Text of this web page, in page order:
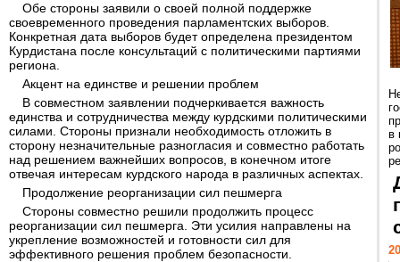
Обе стороны заявили о своей полной поддержке
своевременного проведения парламентских выборов.
Конкретная дата выборов будет определена президентом
Курдистана после консультаций с политическими партиями
региона.
Акцент на единстве и решении проблем
В совместном заявлении подчеркивается важность
единства и сотрудничества между курдскими политическими
силами. Стороны признали необходимость отложить в
сторону незначительные разногласия и совместно работать
над решением важнейших вопросов, в конечном итоге
отвечая интересам курдского народа в различных аспектах.
Продолжение реорганизации сил пешмерга
Стороны совместно решили продолжить процесс
реорганизации сил пешмерга. Эти усилия направлены на
укрепление возможностей и готовности сил для
эффективного решения проблем безопасности.
в